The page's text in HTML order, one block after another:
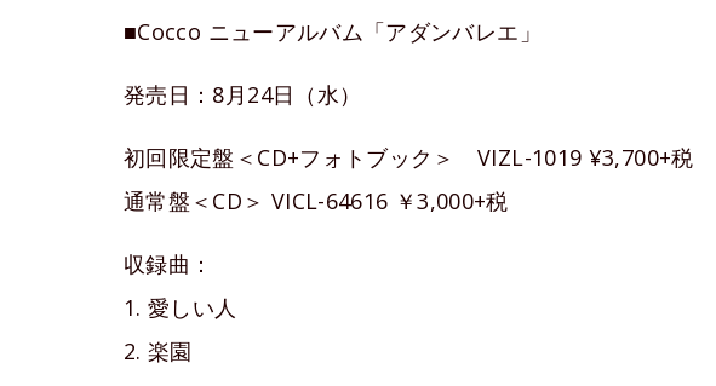
■Cocco ニューアルバム「アダンバレエ」
発売日：8月24日（水）
初回限定盤＜CD+フォトブック＞ VIZL-1019 ¥3,700+税
通常盤＜CD＞ VICL-64616 ￥3,000+税
収録曲：
1. 愛しい人
2. 楽園